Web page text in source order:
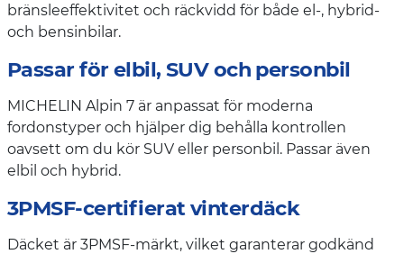
bränsleeffektivitet och räckvidd för både el-, hybrid-
och bensinbilar.
Passar för elbil, SUV och personbil
MICHELIN Alpin 7 är anpassat för moderna
fordonstyper och hjälper dig behålla kontrollen
oavsett om du kör SUV eller personbil. Passar även
elbil och hybrid.
3PMSF-certifierat vinterdäck
Däcket är 3PMSF-märkt, vilket garanterar godkänd